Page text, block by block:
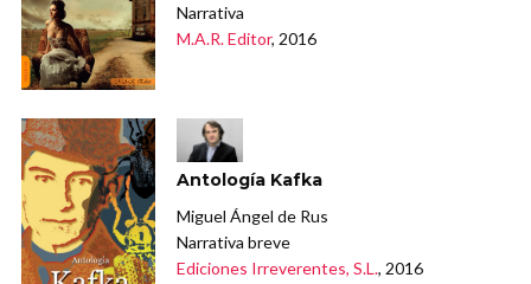
Narrativa
M.A.R. Editor, 2016
Antología Kafka
Miguel Ángel de Rus
Narrativa breve
Ediciones Irreverentes, S.L., 2016